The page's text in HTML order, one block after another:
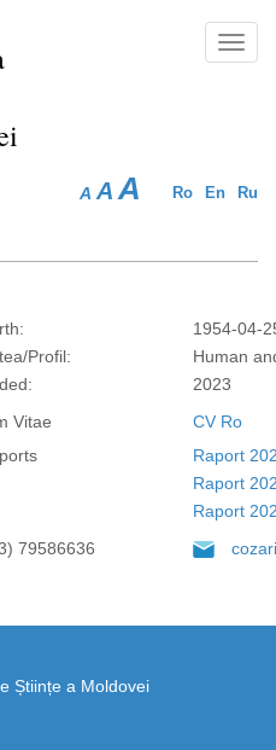
Ro En Ru
A A A
Profil:
1954-04-
Human
2023
Vitae
CV Ro
Raport
Raport
Raport
79586636
Științe a Moldovei